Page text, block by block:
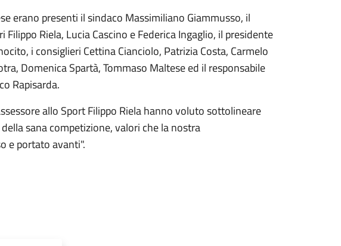
erano presenti il sindaco Massimiliano Giammusso, il
Riela, Lucia Cascino e Federica Ingaglio, il presidente
i consiglieri Cettina Cianciolo, Patrizia Costa, Carmelo
Domenica Spartà, Tommaso Maltese ed il responsabile
Rapisarda.
allo Sport Filippo Riela hanno voluto sottolineare
sana competizione, valori che la nostra
e portato avanti".